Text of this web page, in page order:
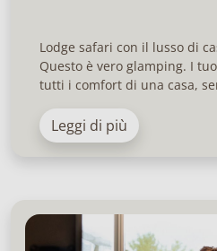
Lodge safari con il lusso di
Questo è vero glamping. I
tutti i comfort di una casa,
Leggi di più